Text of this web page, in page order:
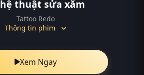
thuật sửa xăm
Tattoo Redo
Thông tin phim
Xem Ngay